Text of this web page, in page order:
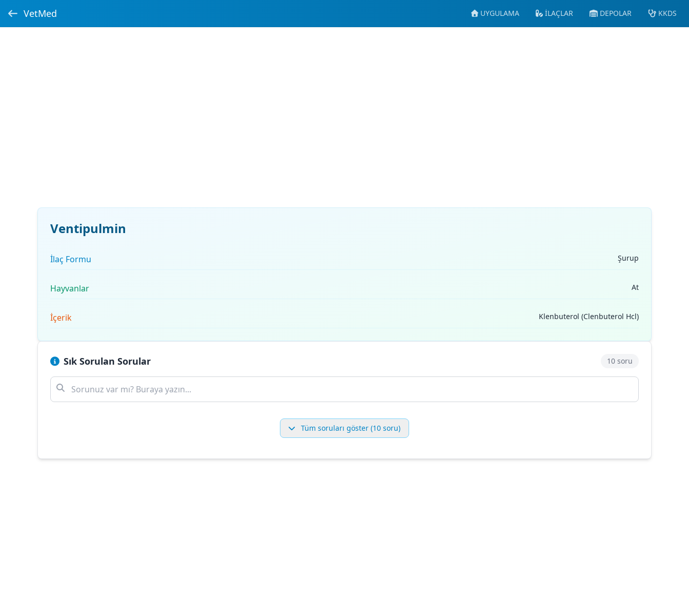
VetMed UYGULAMA İLAÇLAR DEPOLAR KKDS
Ventipulmin
İlaç Formu Şurup
Hayvanlar At
İçerik Klenbuterol (Clenbuterol Hcl)
Sık Sorulan Sorular 10 soru
Tüm soruları göster (10 soru)